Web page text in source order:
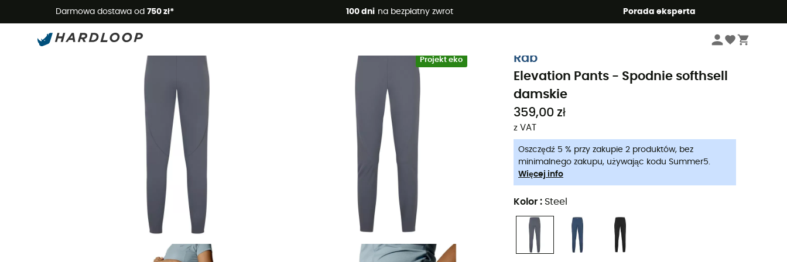
Darmowa dostawa od 750 zł* 100 dni na bezpłatny zwrot Porada eksperta
Letnie promocje 🔥 -5% DODATKOWO przy zakupie 2 produktów*, kod Summer5
Projekt eko
Rab
Elevation Pants - Spodnie softhsell
damskie
359,00 zł
z VAT
Oszczędź 5 % przy zakupie 2 produktów, bez
minimalnego zakupu, używając kodu Summer5.
Więcej info
Kolor : Steel